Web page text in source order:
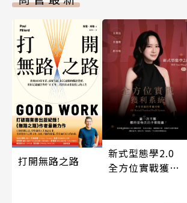
打開無路之路
新式型態學2.0
全方位實戰獲利